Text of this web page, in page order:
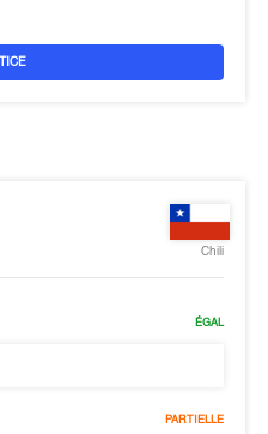
Chili
ÉGAL
PARTIELLE